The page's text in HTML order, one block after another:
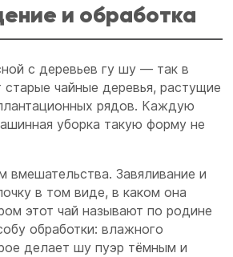
и обработка
с деревьев гу шу — так в
чайные деревья, растущие
рядов. Каждую
уборка такую форму не
Завяливание и
в том виде, в каком она
этот чай называют по родине
обработки: влажного
делает шу пуэр тёмным и